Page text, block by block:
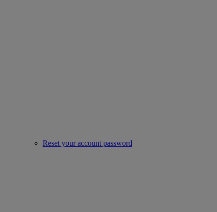
Reset your account password